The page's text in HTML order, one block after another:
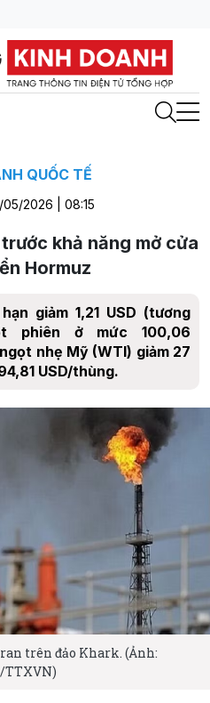
QUỐC TẾ
2026 | 08:15
khả năng mở cửa
Hormuz
giảm 1,21 USD (tương
phiên ở mức 100,06
nhẹ Mỹ (WTI) giảm 27
USD/thùng.
trên đảo Khark. (Ảnh:
TTXVN)